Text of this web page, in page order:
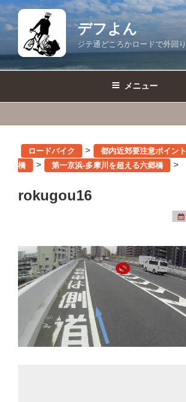
コ
ン
デフよん
ジテ通どころかロードで外回り
メニュー
ロードバイク > 都内近郊要注意ポイント
橋
> 第一京浜-多摩川を超える六郷橋 >
rokugou16